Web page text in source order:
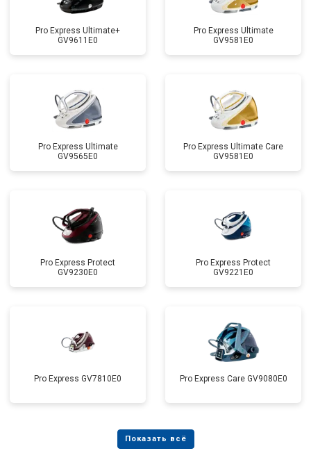
Pro Express Ultimate+
GV9611E0
Pro Express Ultimate
GV9581E0
Pro Express Ultimate
GV9565E0
Pro Express Ultimate Care
GV9581E0
Pro Express Protect
GV9230E0
Pro Express Protect
GV9221E0
Pro Express GV7810E0 Pro Express Care GV9080E0